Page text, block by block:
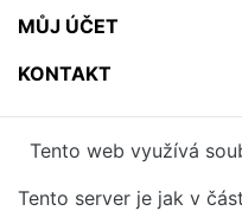
MŮJ ÚČET
KONTAKT
Tento web využívá
Tento server je jak v